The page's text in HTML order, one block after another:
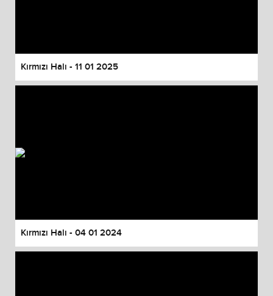
Kırmızı Halı - 11 01 2025
Kırmızı Halı - 04 01 2024